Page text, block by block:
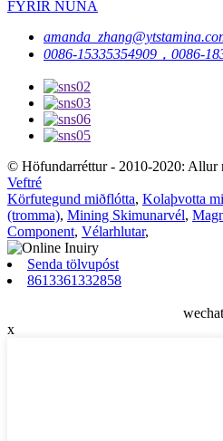
FYRIR NÚNA
0086-15335354909，0086-
© Höfundarréttur - 2010-2020: Allur
Veftré
Körfutegund miðflótta, Kolaþvotta
(tromma), Mining Skimunarvél,
Component, Vélarhlutar,
Senda tölvupóst
8613361332858
wechat
x